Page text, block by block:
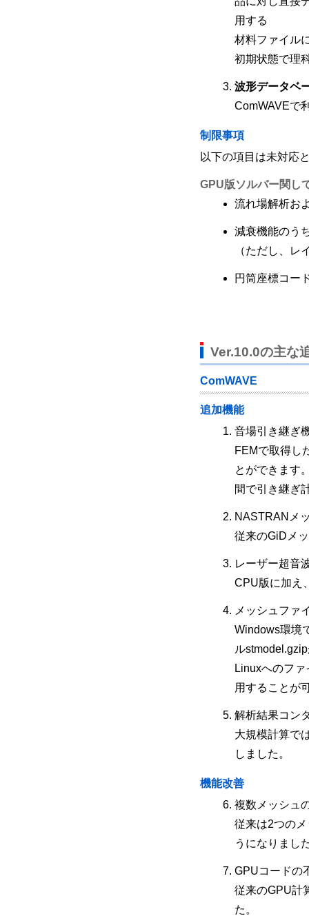
用する
材料ファイル
初期状態で理
波形データベ
ComWAVEで
制限事項
以下の項目は未対応
GPU版ソルバー関し
流れ場解析お
減衰機能のう
（ただし、レ
円筒座標コー
Ver.10.0の主な
ComWAVE
追加機能
音場引き継ぎ
FEMで取得し
とができます
間で引き継ぎ
NASTRANメ
従来のGiDメ
レーザー超音
CPU版に加え
メッシュファ
Windows環境
ル
Linuxへのフ
用することが
解析結果コン
大規模計算で
しました。
機能改善
複数メッシュ
従来は2つの
うになりまし
GPUコードの
従来のGPU計
た。